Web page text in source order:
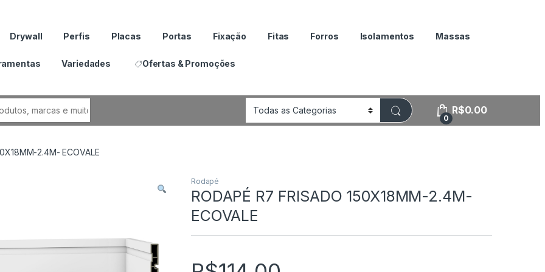
Drywall Perfis Placas Portas Fixação Fitas Forros Isolamentos Massas
Variedades Ofertas & Promoções
0
R$0.00
2.4M- ECOVALE
Rodapé
RODAPÉ R7 FRISADO 150X18MM-2.4M-
ECOVALE